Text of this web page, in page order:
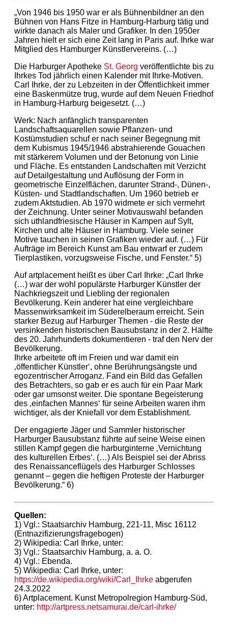
„Von 1946 bis 1950 war er als Bühnenbildner an den
Bühnen von Hans Fitze in Hamburg-Harburg tätig und
wirkte danach als Maler und Grafiker. In den 1950er
Jahren hielt er sich eine Zeit lang in Paris auf. Ihrke war
Mitglied des Hamburger Künstlervereins. (…)
Die Harburger Apotheke St. Georg veröffentlichte bis zu
Ihrkes Tod jährlich einen Kalender mit Ihrke-Motiven.
Carl Ihrke, der zu Lebzeiten in der Öffentlichkeit immer
eine Baskenmütze trug, wurde auf dem Neuen Friedhof
in Hamburg-Harburg beigesetzt. (…)
Werk: Nach anfänglich transparenten
Landschaftsaquarellen sowie Pflanzen- und
Kostümstudien schuf er nach seiner Begegnung mit
dem Kubismus 1945/1946 abstrahierende Gouachen
mit stärkerem Volumen und der Betonung von Linie
und Fläche. Es entstanden Landschaften mit Verzicht
auf Detailgestaltung und Auflösung der Form in
geometrische Einzelflächen, darunter Strand-, Dünen-,
Küsten- und Stadtlandschaften. Um 1960 betrieb er
zudem Aktstudien. Ab 1970 widmete er sich vermehrt
der Zeichnung. Unter seiner Motivauswahl befanden
sich uthlandfriesische Häuser in Kampen auf Sylt,
Kirchen und alte Häuser in Hamburg. Viele seiner
Motive tauchen in seinen Grafiken wieder auf. (…) Für
Aufträge im Bereich Kunst am Bau entwarf er zudem
Tierplastiken, vorzugsweise Fische, und Fenster.“ 5)
Auf artplacement heißt es über Carl Ihrke: „Carl Ihrke
(…) war der wohl populärste Harburger Künstler der
Nachkriegszeit und Liebling der regionalen
Bevölkerung. Kein anderer hat eine vergleichbare
Massenwirksamkeit im Süderelberaum erreicht. Sein
starker Bezug auf Harburger Themen - die Reste der
versinkenden historischen Bausubstanz in der 2. Hälfte
des 20. Jahrhunderts dokumentieren - traf den Nerv der
Bevölkerung.
Ihrke arbeitete oft im Freien und war damit ein
‚öffentlicher Künstler‘, ohne Berührungsängste und
egozentrischer Arroganz. Fand ein Bild das Gefallen
des Betrachters, so gab er es auch für ein Paar Mark
oder gar umsonst weiter. Die spontane Begeisterung
des ‚einfachen Mannes‘ für seine Arbeiten waren ihm
wichtiger, als der Kniefall vor dem Establishment.
Der engagierte Jäger und Sammler historischer
Harburger Bausubstanz führte auf seine Weise einen
stillen Kampf gegen die harburginterne ‚Vernichtung
des kulturellen Erbes‘. (…) Als Beispiel sei der Abriss
des Renaissanceflügels des Harburger Schlosses
genannt – gegen die heftigen Proteste der Harburger
Bevölkerung.“ 6)
Quellen:
1) Vgl.: Staatsarchiv Hamburg, 221-11, Misc 16112
(Entnazifizierungsfragebogen)
2) Wikipedia: Carl Ihrke, unter:
3) Vgl.: Staatsarchiv Hamburg, a. a. O.
4) Vgl.: Ebenda.
5) Wikipedia: Carl Ihrke, unter:
https://de.wikipedia.org/wiki/Carl_Ihrke abgerufen
24.3.2022
6) Artplacement. Kunst Metropolregion Hamburg-Süd,
unter: http://artpress.netsamurai.de/carl-ihrke/